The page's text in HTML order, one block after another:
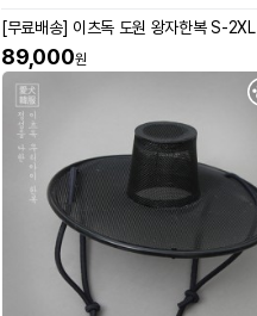
[무료배송] 이츠독 도원 왕자한복 S-2XL
89,000원